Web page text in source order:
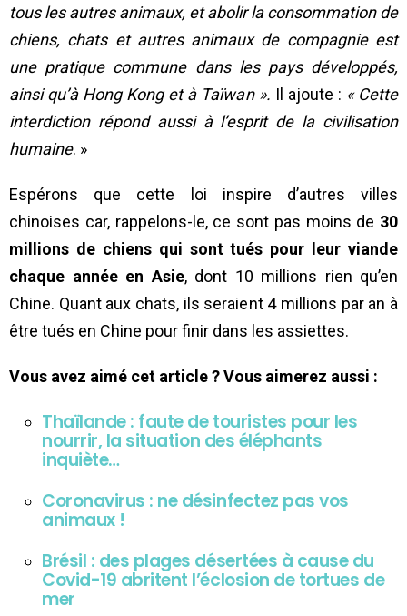
tous les autres animaux, et abolir la consommation de
chiens, chats et autres animaux de compagnie est
une pratique commune dans les pays développés,
ainsi qu’à Hong Kong et à Taïwan ». Il ajoute : « Cette
interdiction répond aussi à l’esprit de la civilisation
humaine. »
Espérons que cette loi inspire d’autres villes
chinoises car, rappelons-le, ce sont pas moins de 30
millions de chiens qui sont tués pour leur viande
chaque année en Asie, dont 10 millions rien qu’en
Chine. Quant aux chats, ils seraient 4 millions par an à
être tués en Chine pour finir dans les assiettes.
Vous avez aimé cet article ? Vous aimerez aussi :
Thaïlande : faute de touristes pour les
nourrir, la situation des éléphants
inquiète…
Coronavirus : ne désinfectez pas vos
animaux !
Brésil : des plages désertées à cause du
Covid-19 abritent l’éclosion de tortues de
mer